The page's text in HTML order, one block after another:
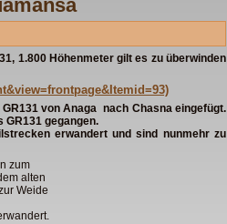
1.800 Höhenmeter gilt es zu überwinden
GR131 vonAnaga nach Chasna eingefügt.
GR131 gegangen.
erwandert und sind nunmehr zu
zum
alten
Weide